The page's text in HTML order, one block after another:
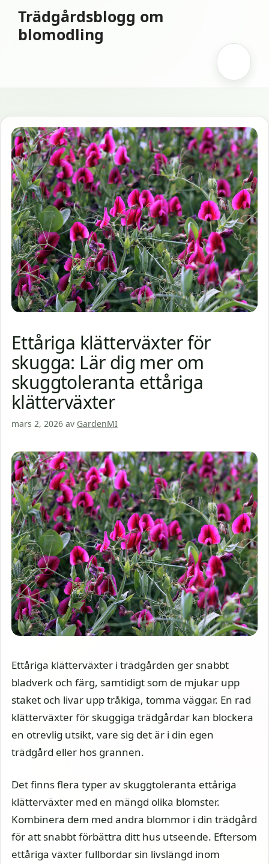
innehåll
Trädgårdsblogg om
blomodling
Ettåriga klätterväxter för
skugga: Lär dig mer om
skuggtoleranta ettåriga
klätterväxter
mars 2, 2026 av GardenMI
Ettåriga klätterväxter i trädgården ger snabbt
bladverk och färg, samtidigt som de mjukar upp
staket och livar upp tråkiga, tomma väggar. En rad
klätterväxter för skuggiga trädgårdar kan blockera
en otrevlig utsikt, vare sig det är i din egen
trädgård eller hos grannen.
Det finns flera typer av skuggtoleranta ettåriga
klätterväxter med en mängd olika blomster.
Kombinera dem med andra blommor i din trädgård
för att snabbt förbättra ditt hus utseende. Eftersom
ettåriga växter fullbordar sin livslängd inom